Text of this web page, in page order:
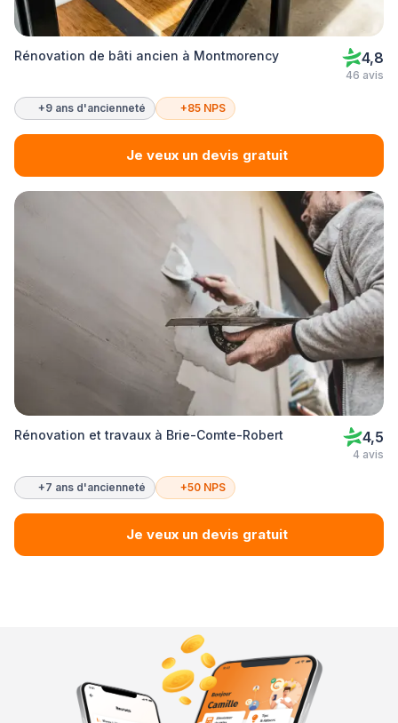
Rénovation de bâti ancien à Montmorency 4,8
46 avis
+9 ans d'ancienneté +85 NPS
Je veux un devis gratuit
Rénovation et travaux à Brie-Comte-Robert 4,5
4 avis
+7 ans d'ancienneté +50 NPS
Je veux un devis gratuit